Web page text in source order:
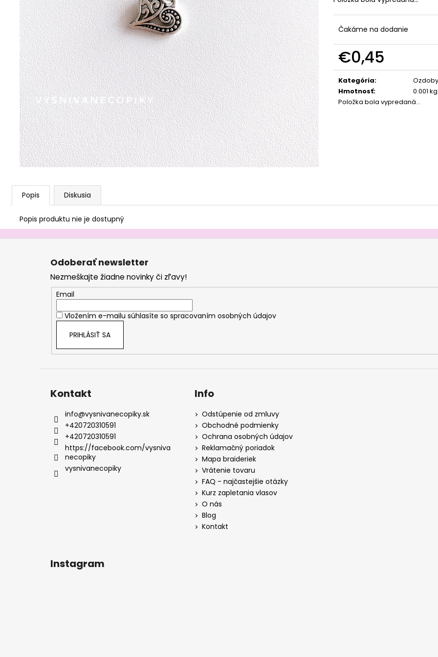
Čakáme na dodanie
€0,45
Jednotková
cena:
Kategória:
Hmotnosť:
0.001 kg
Položka bola vypredaná…
Popis Diskusia
Popis produktu nie je dostupný
Z
Odoberať newsletter
Nezmeškajte žiadne novinky či zľavy!
Email
Vložením e-mailu súhlasíte so spracovaním osobných údajov
PRIHLÁSIŤ SA
Kontakt
info@vysnivanecopiky.sk
+420720310591
+420720310591
https://facebook.com/vysniva
necopiky
vysnivanecopiky
Info
Odstúpenie od zmluvy
Obchodné podmienky
Ochrana osobných údajov
Reklamačný poriadok
Mapa braideriek
Vrátenie tovaru
FAQ - najčastejšie otázky
Kurz zapletania vlasov
O nás
Blog
Kontakt
Instagram